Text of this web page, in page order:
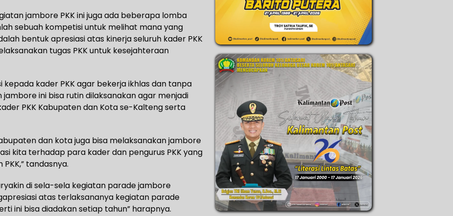
jambore PKK ini juga ada beberapa lomba
sebuah kompetisi untuk melihat mana yang
bentuk apresiasi atas kinerja seluruh kader PKK
tugas PKK untuk kesejahteraan
kader PKK agar bekerja ikhlas dan tanpa
ini bisa rutin dilaksanakan agar menjadi
PKK Kabupaten dan Kota se-Kalteng serta
dan kota juga bisa melaksanakan jambore
kita terhadap para kader dan pengurus PKK yang
tandasnya.
di sela-sela kegiatan parade jambore
atas terlaksananya kegiatan parade
ini bisa diadakan setiap tahun” harapnya.